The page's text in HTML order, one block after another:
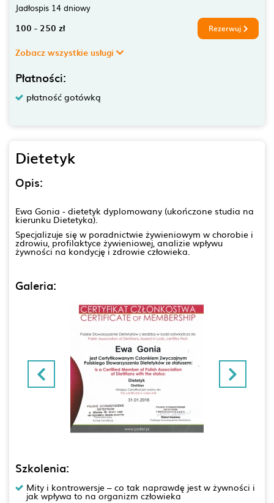
Jadłospis 14 dniowy
100 - 250 zł Rezerwuj
Zobacz wszystkie usługi
Płatności:
płatność gotówką
Dietetyk
Opis:
Ewa Gonia - dietetyk dyplomowany (ukończone studia na
kierunku Dietetyka).
Specjalizuje się w poradnictwie żywieniowym w chorobie i
zdrowiu, profilaktyce żywieniowej, analizie wpływu
żywności na kondycję i zdrowie człowieka.
Galeria:
Szkolenia:
Mity i kontrowersje – co tak naprawdę jest w żywności i
jak wpływa to na organizm człowieka